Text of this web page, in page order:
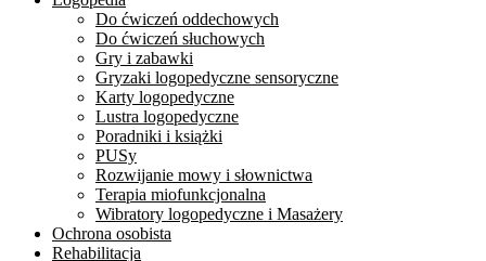
Do ćwiczeń oddechowych
Do ćwiczeń słuchowych
Gry i zabawki
Gryzaki logopedyczne sensoryczne
Karty logopedyczne
Lustra logopedyczne
Poradniki i książki
PUSy
Rozwijanie mowy i słownictwa
Terapia miofunkcjonalna
Wibratory logopedyczne i Masażery
Ochrona osobista
Rehabilitacja